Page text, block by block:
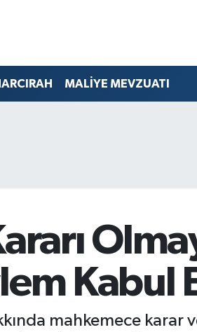
MALİYE MEVZUATI
mahkemece karar